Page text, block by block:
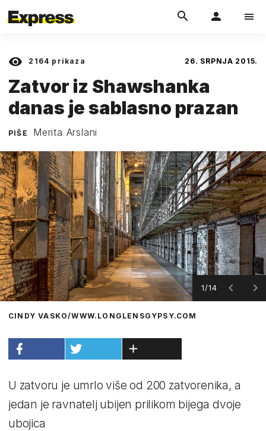
2164 prikaza 26. SRPNJA 2015.
Zatvor iz Shawshanka
danas je sablasno prazan
PIŠE Merita Arslani
1/14
CINDY VASKO/WWW.LONGLENSGYPSY.COM
U zatvoru je umrlo više od 200 zatvorenika, a
jedan je ravnatelj ubijen prilikom bijega dvoje
ubojica